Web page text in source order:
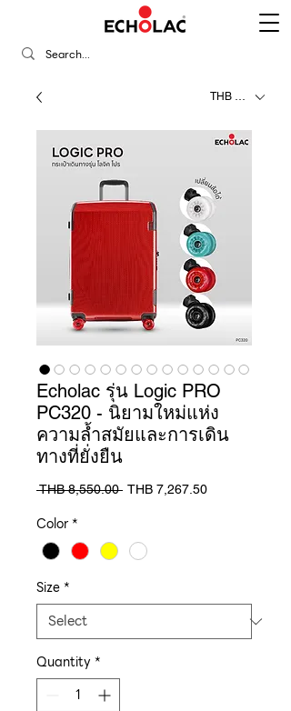
Echolac รุ่น Logic PRO
PC320 - นิยามใหม่แห่ง
ความล้ำสมัยและการเดิน
ทางที่ยั่งยืน
THB 8,550.00 Regular
THB 7,267.50Sale
Color*
Size*
Quantity *
THB (฿)